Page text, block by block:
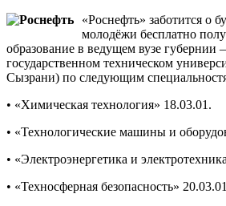
«Роснефть» заботится о
молодёжи бесплатно
образование в ведущем вузе губернии
государственном техническом
Сызрани) по следующим
• «Химическая технология» 18.03.01.
• «Технологические машины и
• «Электроэнергетика и
• «Техносферная безопасность»